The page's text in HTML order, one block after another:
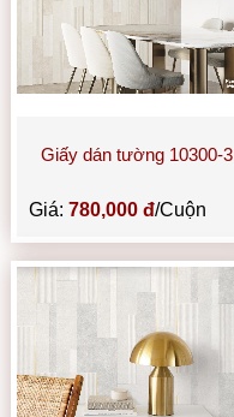
Giấy dán tường 10300-3
Giá:780,000 đ/Cuộn